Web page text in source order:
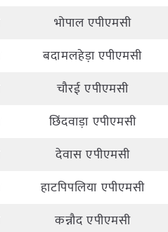
भोपाल एपीएमसी
बदामलहेड़ा एपीएमसी
चौरई एपीएमसी
छिंदवाड़ा एपीएमसी
देवास एपीएमसी
हाटपिपलिया एपीएमसी
कन्नौद एपीएमसी